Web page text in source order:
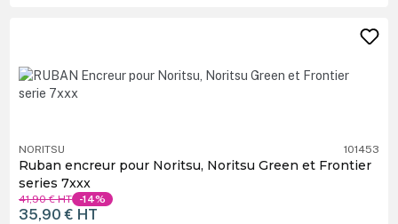
NORITSU 101453
Ruban encreur pour Noritsu, Noritsu Green et Frontier
series 7xxx
41,90 €HT -14%
35,90 € HT